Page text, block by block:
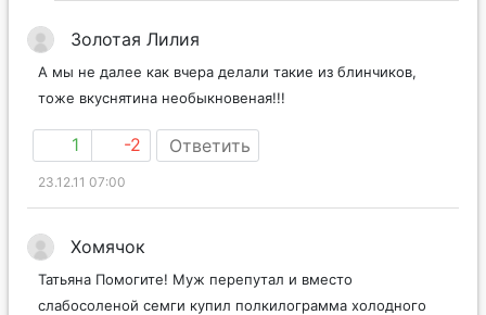
Золотая Лилия
А мы не далее как вчера делали такие из блинчиков,
тоже вкуснятина необыкновеная!!!
1 -2 Ответить
23.12.11 07:00
Хомячок
Татьяна Помогите! Муж перепутал и вместо
слабосоленой семги купил полкилограмма холодного